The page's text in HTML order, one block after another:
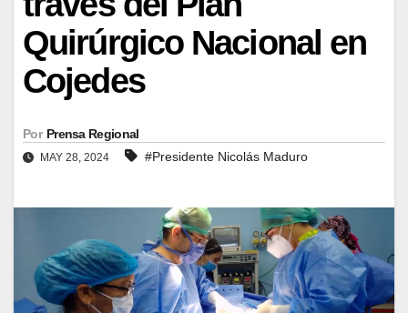
Quirúrgico Nacional en
Cojedes
Por Prensa Regional
MAY 28, 2024 #Presidente Nicolás Maduro